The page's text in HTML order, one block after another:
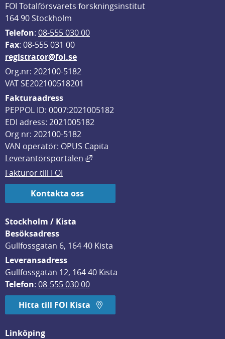
FOI Totalförsvarets forskningsinstitut
164 90 Stockholm
Telefon: 08-555 030 00
Fax: 08-555 031 00
registrator@foi.se
Org.nr: 202100-5182
VAT SE202100518201
Fakturaadress
PEPPOL ID: 0007:2021005182
EDI adress: 2021005182
Org nr: 202100-5182
VAN operatör: OPUS Capita
Leverantörsportalen
Länk till annan webbplats, öppnas
Fakturor till FOI
Kontakta oss
Stockholm / Kista
Besöksadress
Gullfossgatan 6, 164 40 Kista
Leveransadress
Gullfossgatan 12, 164 40 Kista
Telefon: 08-555 030 00
Hitta till FOI Kista
Linköping